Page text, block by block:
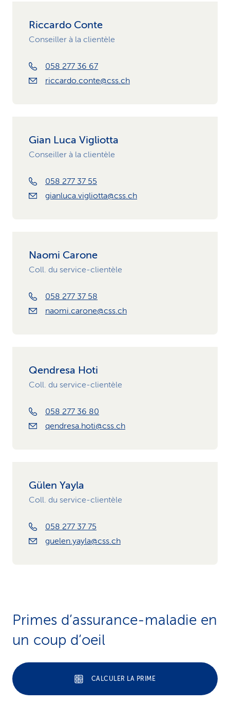
Riccardo Conte
Conseiller à la clientèle
058 277 36 67
riccardo.conte@css.ch
Gian Luca Vigliotta
Conseiller à la clientèle
058 277 37 55
gianluca.vigliotta@css.ch
Naomi Carone
Coll. du service-clientèle
058 277 37 58
naomi.carone@css.ch
Qendresa Hoti
Coll. du service-clientèle
058 277 36 80
qendresa.hoti@css.ch
Gülen Yayla
Coll. du service-clientèle
058 277 37 75
guelen.yayla@css.ch
Primes d’assurance-maladie en
un coup d’oeil
CALCULER LA PRIME